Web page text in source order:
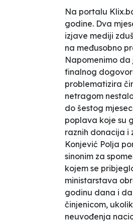
Na portalu
godine. Dva
izjave mediji
na međusobno
Napomenimo
finalnog
problematizira
netragom
do šestog
poplava koje su
raznih donacija i
Konjević Polja
sinonim za
kojem se
ministarstava
godinu dana i
činjenicom,
neuvođenja